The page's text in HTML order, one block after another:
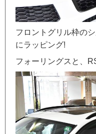
フロントグリル枠の
にラッピング!
フォーリングスと、